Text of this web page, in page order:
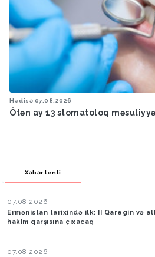
Hadisə 07.08.2026
Ötən ay 13 stomatoloq
Xəbər lenti
07.08.2026
Ermənistan tarixində ilk: II Qaregin və
hakim qarşısına çıxacaq
07.08.2026